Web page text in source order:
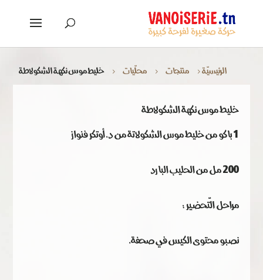
الرئيسيّة5 منتجات 5 محلّيات 5 خليط موس نكهة الشكولاطة
خليط موس نكهة الشكولاطة
1 باكو من خليط موس الشكولاتة من د. أوتكر فنواز
200 مل من الحليب البارد
مراحل التّحضير :
نصبو محتوى الكيس في صحفة.